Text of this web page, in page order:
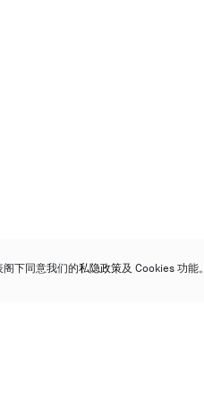
下同意我们的私隐政策及 Cookies 功能。